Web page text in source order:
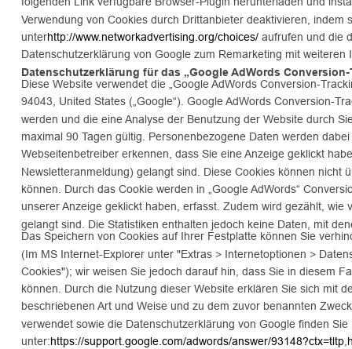
Verwendung von Cookies durch Drittanbieter deaktivieren,
unterhttp://www.networkadvertising.org/choices/ aufrufen und die
Datenschutzerklärung von Google zum Remarketing mit
Datenschutzerklärung für das „Google AdWords
Diese Website verwendet die „Google AdWords Conversion-
94043, United States („Google“). Google AdWords Conversion-
werden und die eine Analyse der Benutzung der Website durch
maximal 90 Tagen gültig. Personenbezogene Daten werden
Webseitenbetreiber erkennen, dass Sie eine Anzeige geklickt
Newsletteranmeldung) gelangt sind. Diese Cookies können
können. Durch das Cookie werden in „Google AdWords“
unserer Anzeige geklickt haben, erfasst. Zudem wird gezählt,
gelangt sind. Die Statistiken enthalten jedoch keine Daten, mit
Das Speichern von Cookies auf Ihrer Festplatte können Sie
(Im MS Internet-Explorer unter "Extras > Internetoptionen >
Cookies"); wir weisen Sie jedoch darauf hin, dass Sie in diesem
können. Durch die Nutzung dieser Website erklären Sie sich mit
beschriebenen Art und Weise und zu dem zuvor benannten
verwendet sowie die Datenschutzerklärung von Google finden Sie
unter:https://support.google.com/adwords/answer/93148?ctx=tltp